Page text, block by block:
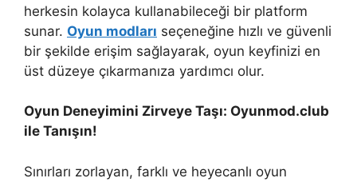
herkesin kolayca kullanabileceği bir platform
sunar. Oyun modları seçeneğine hızlı ve güvenli
bir şekilde erişim sağlayarak, oyun keyfinizi en
üst düzeye çıkarmanıza yardımcı olur.
Oyun Deneyimini Zirveye Taşı: Oyunmod.club
ile Tanışın!
Sınırları zorlayan, farklı ve heyecanlı oyun